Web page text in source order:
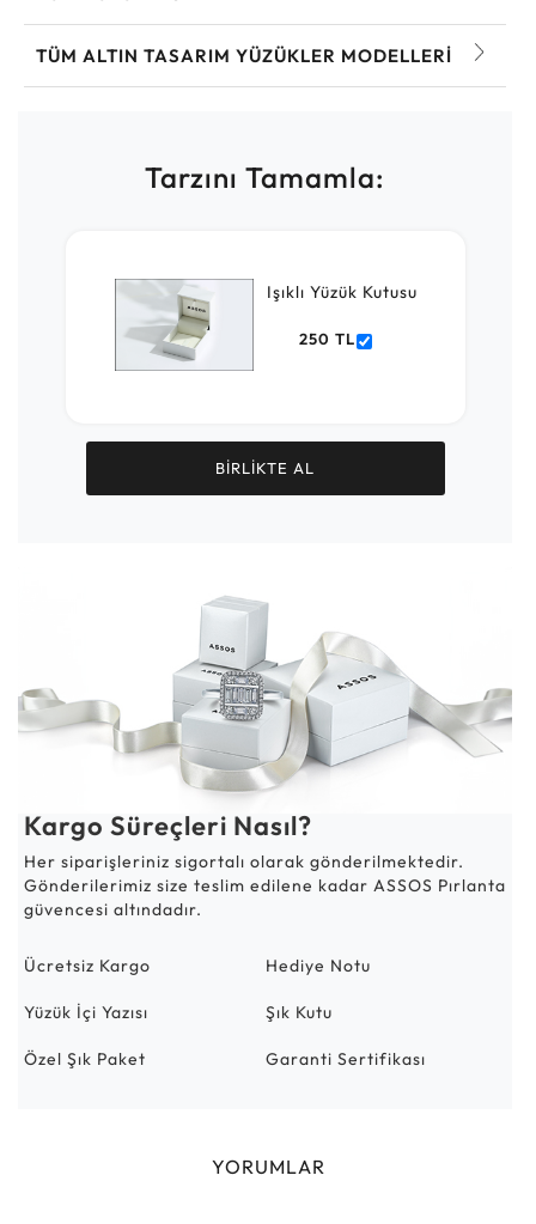
TÜM ALTIN TASARIM YÜZÜKLER MODELLERI
Tarzını Tamamla:
Işıklı Yüzük Kutusu
250 TL
BİRLİKTE AL
Kargo Süreçleri Nasıl?
Her siparişleriniz sigortalı olarak gönderilmektedir.
Gönderilerimiz size teslim edilene kadar ASSOS Pırlanta
güvencesi altındadır.
Ücretsiz Kargo Hediye Notu
Yüzük İçi Yazısı Şık Kutu
Özel Şık Paket Garanti Sertifikası
YORUMLAR